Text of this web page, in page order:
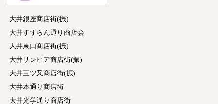
大井銀座商店街(振)
大井すずらん通り商店会
大井東口商店街(振)
大井サンピア商店街(振)
大井三ツ又商店街(振)
大井本通り商店街
大井光学通り商店街